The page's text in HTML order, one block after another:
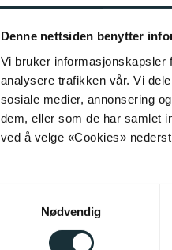
Denne nettsiden benytter
Vi bruker informasjonskapsler
analysere trafikken vår. Vi
sosiale medier, annonsering
dem, eller som de har samlet
ved å velge «Cookies»
Nødvendig